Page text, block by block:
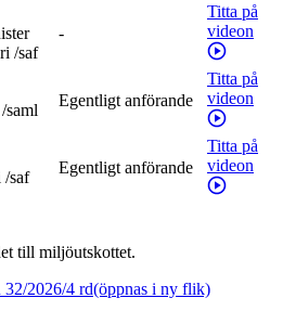
/saf
-
Titta på
videon
/saml
Egentligt anförande
Titta på
videon
/saf
Egentligt anförande
Titta på
videon
till miljöutskottet.
32/2026/4 rd(öppnas i ny flik)